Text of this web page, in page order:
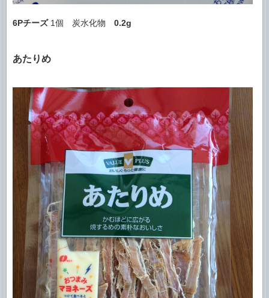
6Pチーズ1個 炭水化物 0.2g
あたりめ